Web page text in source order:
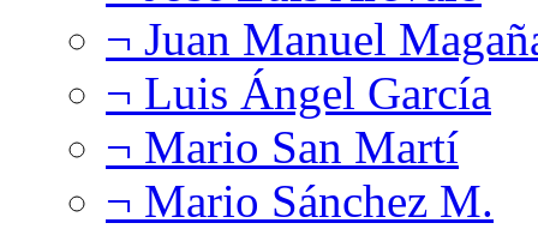
¬ Juan Manuel
¬ Luis Ángel García
¬ Mario San Martí
¬ Mario Sánchez M.